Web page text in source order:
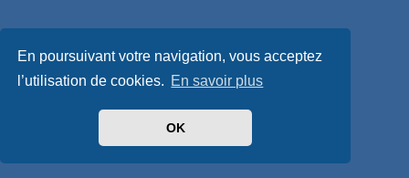
En poursuivant votre navigation, vous acceptez
l’utilisation de cookies. En savoir plus
OK